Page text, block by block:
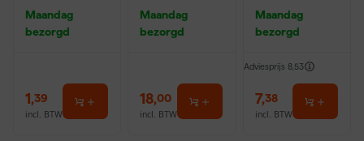
P220
Maandag
bezorgd
1,39
incl. BTW
Maandag
bezorgd
18,00
incl. BTW
Maandag
bezorgd
Adviesprijs 8,53
7,38
incl. BTW